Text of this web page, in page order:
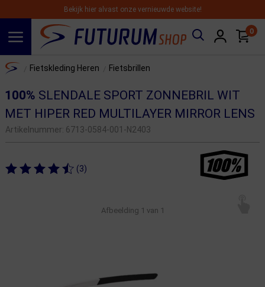
Bekijk hier alvast onze vernieuwde website!
0
Home Fietskleding Heren Fietsbrillen
100% SLENDALE SPORT ZONNEBRIL WIT
MET HIPER RED MULTILAYER MIRROR LENS
Artikelnummer: 6713-0584-001-N2403
(3)
Afbeelding 1 van 1